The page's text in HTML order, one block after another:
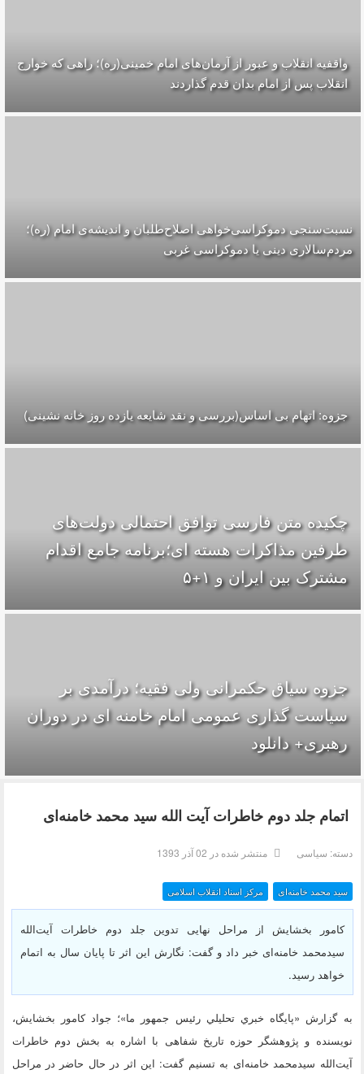
واقفیه‌ انقلاب و عبور از آرمان‌های امام خمینی(ره)؛ راهی که خوارج
انقلاب پس از امام بدان قدم گذاردند
نسبت‌سنجی دموکراسی‌خواهی اصلاح‌طلبان و اندیشه‌ی امام (ره)؛
مردم‌سالاری دینی یا دموکراسی غربی
جزوه: اتهام بی اساس(بررسی و نقد شایعه یازده روز خانه نشینی)
چکیده متن فارسی توافق احتمالی دولت‌های
طرفین مذاکرات هسته ای؛برنامه جامع اقدام
مشترک بین ایران و ۱+۵
جزوه سیاق حکمرانی ولی فقیه؛ درآمدی بر
سیاست گذاری عمومی امام خامنه ای در دوران
رهبری+ دانلود
اتمام جلد دوم خاطرات آیت الله سید محمد خامنه‌ای
دسته: سیاسی منتشر شده در 02 آذر 1393
سید محمد خامنه‌ای مرکز اسناد انقلاب اسلامی
کامور بخشایش از مراحل نهایی تدوین جلد دوم خاطرات آیت‌الله
سیدمحمد خامنه‌ای خبر داد و گفت: نگارش این اثر تا پایان سال به اتمام
خواهد رسید.
به گزارش «پايگاه خبري تحليلي رئيس جمهور ما»؛ جواد کامور بخشایش،
نویسنده و پژوهشگر حوزه تاریخ شفاهی با اشاره به بخش دوم خاطرات
آیت‌الله سیدمحمد خامنه‌ای به تسنیم گفت: این اثر در حال حاضر در مراحل